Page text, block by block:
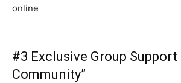
online
#3 Exclusive Group Support
Community”